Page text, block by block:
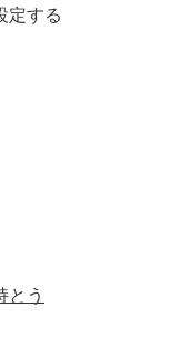
定する
とう